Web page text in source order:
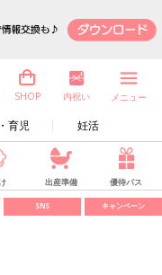
育児 妊活
SHOP 内祝い メニュー
出産準備 優待パス
SNS キャンペーン